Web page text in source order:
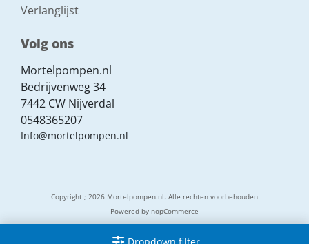
Dropdown filter
Verlanglijst
Volg ons
Mortelpompen.nl
Bedrijvenweg 34
7442 CW Nijverdal
0548365207
Info@mortelpompen.nl
Copyright ; 2026 Mortelpompen.nl. Alle rechten voorbehouden
Powered by nopCommerce